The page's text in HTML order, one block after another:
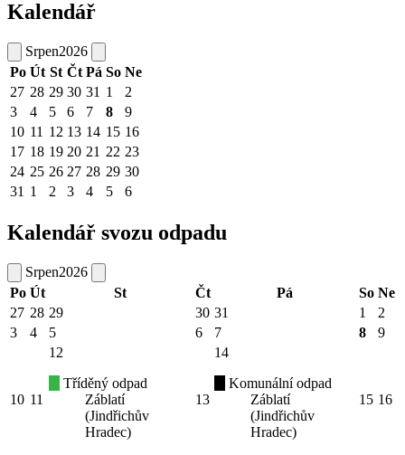
Kalendář
Srpen2026
Po Út St Čt Pá So Ne
27 28 29 30 31 1
2
3
4 5 6 7 8
9
10 11 12 13 14 15 16
17 18 19 20 21 22 23
24 25 26 27 28 29 30
31 1 2 3 4 5 6
Kalendář svozu odpadu
Srpen2026
Po Út St Čt Pá So Ne
27 28 29 30 31 1
2
3
4 5 6 7 8 9
10 11
12
Tříděný odpad
Záblatí
(Jindřichův
Hradec)
13
14
Komunální odpad
Záblatí
(Jindřichův
Hradec)
15 16